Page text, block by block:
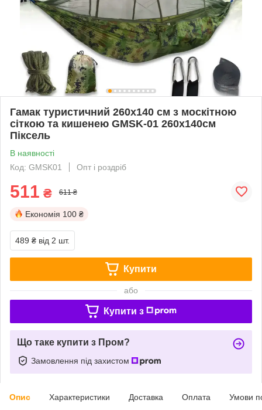
Гамак туристичний 260х140 см з москітною
сіткою та кишенею GMSK-01 260х140см
Піксель
В наявності
Код: GMSK01
Опт і роздріб
511 ₴ 611 ₴
Економія 100 ₴
489 ₴ від 2 шт.
Купити
або
Купити з
Що таке купити з Пром?
Замовлення під захистом
Опис Характеристики Доставка Оплата Умови